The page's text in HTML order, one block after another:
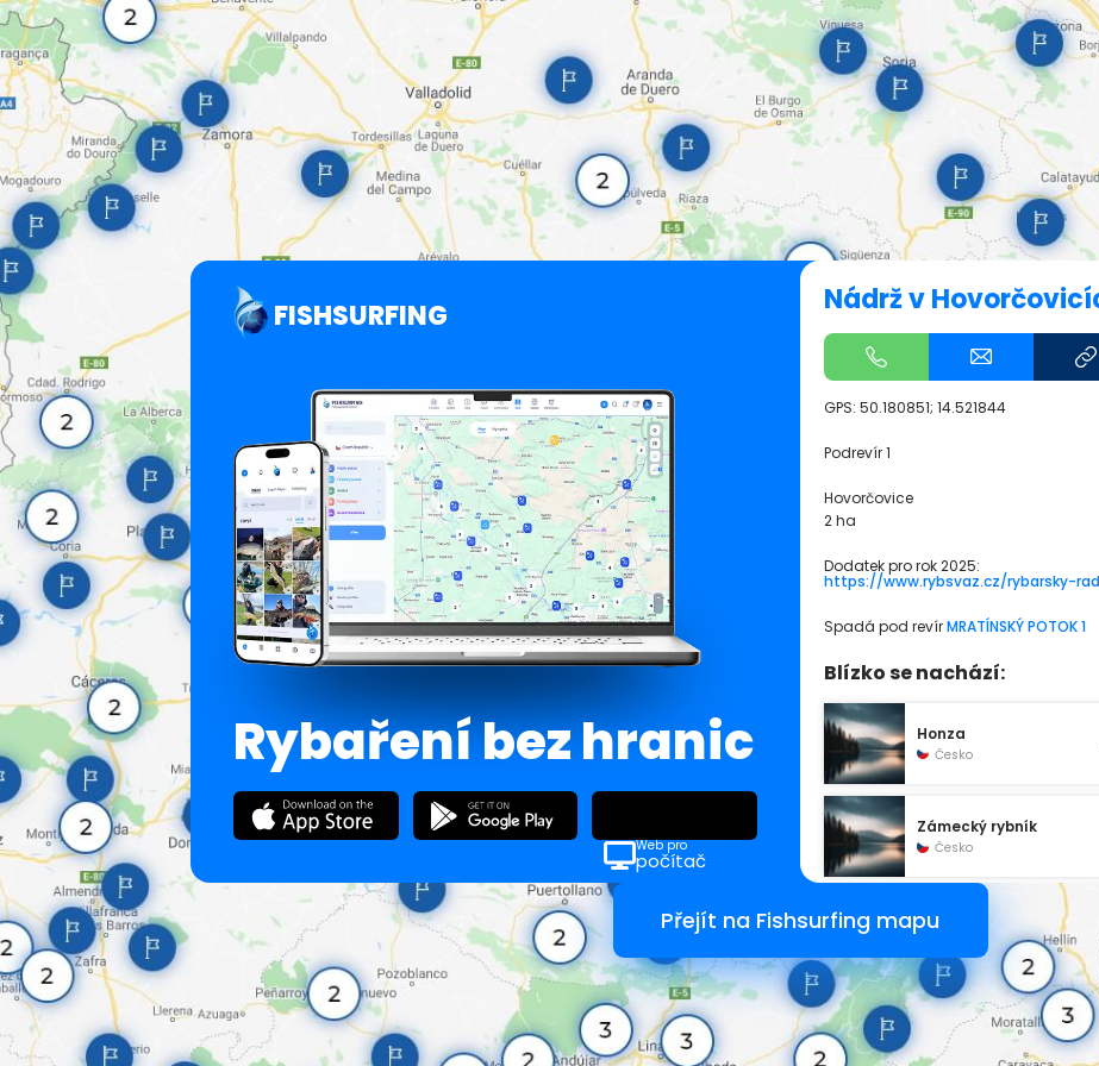
FISHSURFING
Rybaření bez hranic
Web pro
počítač
Nádrž v
GPS: 50.180851; 14.521844
Podrevír 1
Hovorčovice
2 ha
Dodatek pro rok 2025:
https://www.rybsvaz.cz/rybarsky-rad
Spadá pod revírMRATÍNSKÝ POTOK 1
Blízko se nachází:
Honza
Česko
Zámecký rybník
Česko
Cukrovarský rybník
Přejít na Fishsurfing mapu